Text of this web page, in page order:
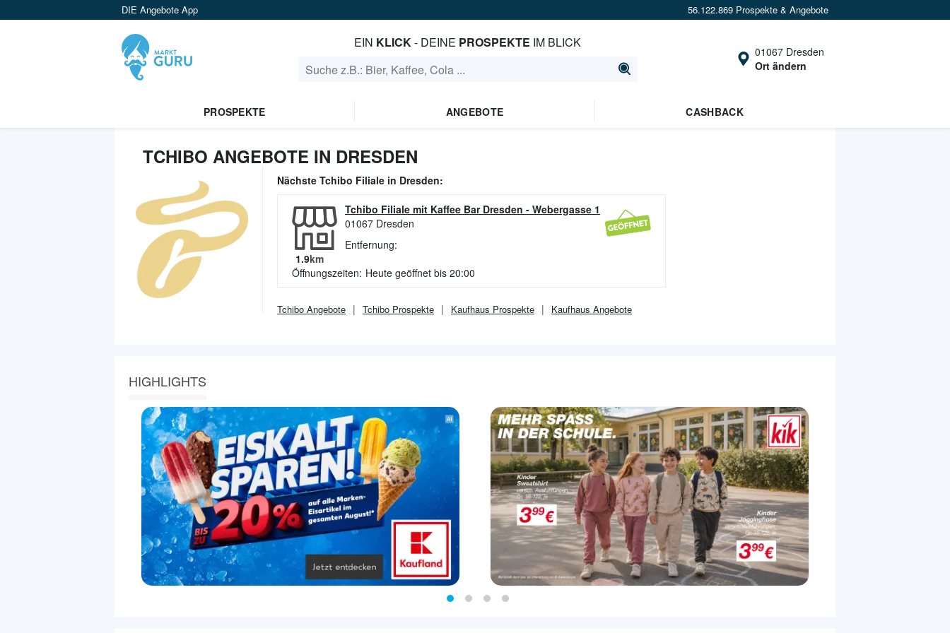
DIE Angebote App 56.122.869 Prospekte & Angebote
EIN KLICK- DEINE PROSPEKTE IM BLICK
01067 Dresden
Ort ändern
PROSPEKTE ANGEBOTE CASHBACK
TCHIBO ANGEBOTE IN DRESDEN
Nächste Tchibo Filiale in Dresden:
Tchibo Filiale mit Kaffee Bar Dresden - Webergasse 1
01067 Dresden
Entfernung:
1.9km
Öffnungszeiten: Heute geöffnet bis 20:00
Tchibo Angebote Tchibo Prospekte Kaufhaus Prospekte Kaufhaus Angebote
HIGHLIGHTS